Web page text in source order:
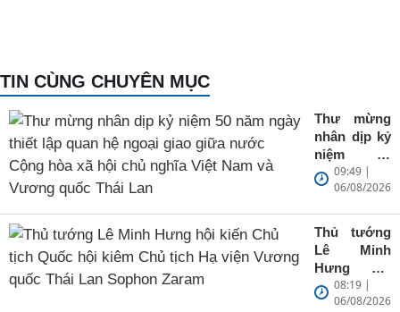
TIN CÙNG CHUYÊN MỤC
Thư mừng
nhân dịp kỷ
niệm 50
năm ngày
thiết lập
ngoại giao
giữa nước
Cộng hòa
xã hội chủ
nghĩa Việt
09:49 |
06/08/2026
Thủ tướng
Lê Minh
Hưng hội
kiến Chủ
tịch Quốc
08:19 |
06/08/2026